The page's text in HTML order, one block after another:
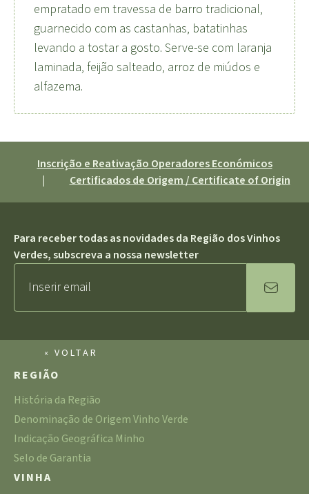
empratado em travessa de barro tradicional,
guarnecido com as castanhas, batatinhas
levando a tostar a gosto. Serve-se com laranja
laminada, feijão salteado, arroz de miúdos e
alfazema.
Inscrição e Reativação Operadores Económicos
|
Certificados de Origem / Certificate of Origin
Para receber todas as novidades da Região dos Vinhos
Verdes, subscreva a nossa newsletter
« VOLTAR
REGIÃO
História da Região
Denominação de Origem Vinho Verde
Indicação Geográfica Minho
Selo de Garantia
VINHA